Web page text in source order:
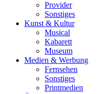
Provider
Sonstiges
Kunst & Kultur
Musical
Kabarett
Museum
Medien & Werbung
Fernsehen
Sonstiges
Printmedien